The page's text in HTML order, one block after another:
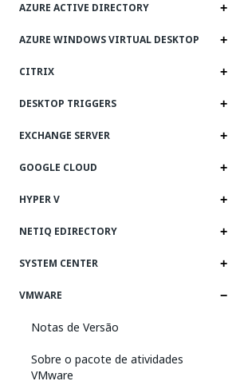
AZURE ACTIVE DIRECTORY
AZURE WINDOWS VIRTUAL DESKTOP
CITRIX
DESKTOP TRIGGERS
EXCHANGE SERVER
GOOGLE CLOUD
HYPER V
NETIQ EDIRECTORY
SYSTEM CENTER
VMWARE
Notas de Versão
Sobre o pacote de atividades
VMware